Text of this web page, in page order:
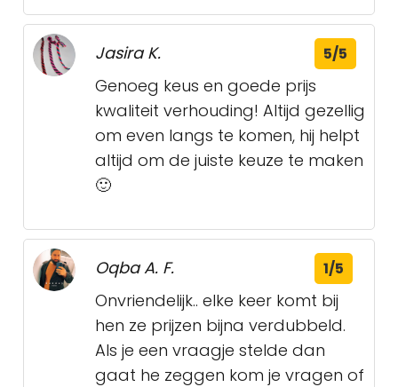
Jasira K. 5/5
Genoeg keus en goede prijs
kwaliteit verhouding! Altijd gezellig
om even langs te komen, hij helpt
altijd om de juiste keuze te maken
🙂
Oqba A. F. 1/5
Onvriendelijk.. elke keer komt bij
hen ze prijzen bijna verdubbeld.
Als je een vraagje stelde dan
gaat he zeggen kom je vragen of